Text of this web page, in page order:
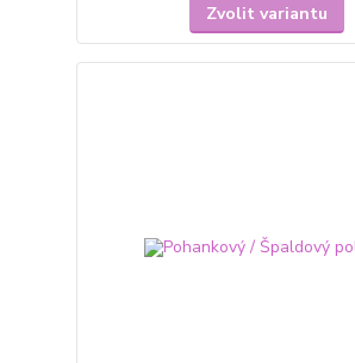
Zvolit variantu